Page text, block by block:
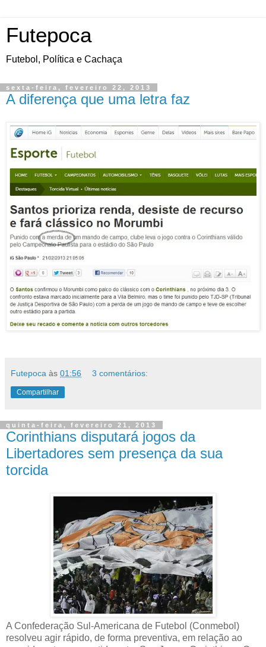
Futepoca
Futebol, Política e Cachaça
sexta-feira, fevereiro 22, 2013
A diferença que uma letra faz
Futepoca às 01:56 3 comentários:
Compartilhar
quinta-feira, fevereiro 21, 2013
Corinthians disputará jogos da
Libertadores sem presença da sua
torcida
A Confederação Sul-Americana de Futebol (Conmebol)
resolveu agir rápido, de forma preventiva, em relação ao